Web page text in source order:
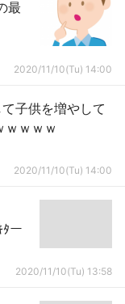
最
2020/11/10(Tu) 14:00
子供を増やして
ｗｗｗ
2020/11/10(Tu) 14:00
ー
2020/11/10(Tu) 13:58